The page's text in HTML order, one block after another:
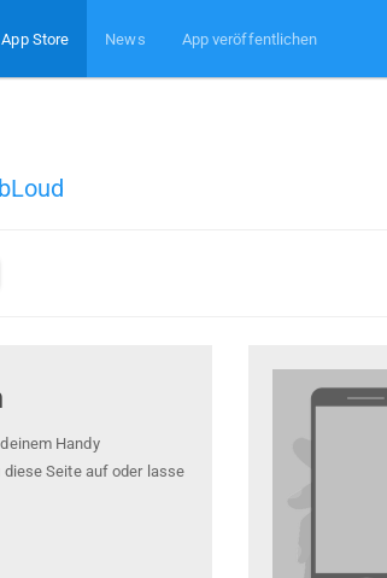
App Store News App veröffentlichen
Handy
diese Seite auf oder lasse